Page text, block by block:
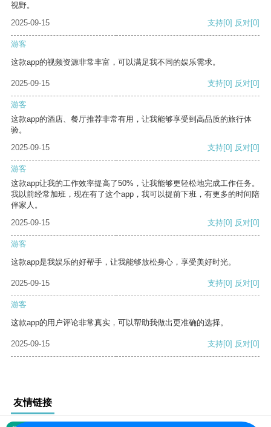
视野。
2025-09-15
支持[0] 反对[0]
游客
这款app的视频资源非常丰富，可以满足我不同的娱乐需求。
2025-09-15 支持[0] 反对[0]
游客
这款app的酒店、餐厅推荐非常有用，让我能够享受到高品质的旅行体
验。
2025-09-15
支持[0] 反对[0]
游客
这款app让我的工作效率提高了50%，让我能够更轻松地完成工作任务。
我以前经常加班，现在有了这个app，我可以提前下班，有更多的时间陪
伴家人。
2025-09-15
支持[0] 反对[0]
游客
这款app是我娱乐的好帮手，让我能够放松身心，享受美好时光。
2025-09-15 支持[0] 反对[0]
游客
这款app的用户评论非常真实，可以帮助我做出更准确的选择。
2025-09-15 支持[0] 反对[0]
友情链接